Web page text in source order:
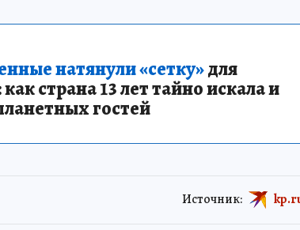
натянули «сетку»для
страна 13 лет тайно искала и
гостей
Источник: